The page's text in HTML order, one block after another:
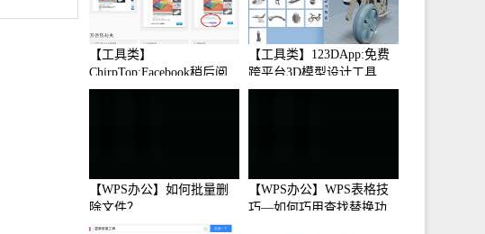
【工具类】
ChirpTop:Facebook稍后阅
读工具
【工具类】123DApp:免费
跨平台3D模型设计工具
【WPS办公】如何批量删
除文件？
【WPS办公】WPS表格技
巧—如何巧用查找替换功